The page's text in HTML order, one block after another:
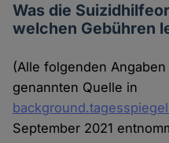
Was die
welchen Gebühren
(Alle folgenden
genannten Quelle in
September 2021